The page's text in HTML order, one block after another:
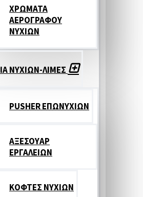
ΧΡΩΜΑΤΑ
ΑΕΡΟΓΡΑΦΟΥ
ΝΥΧΙΩΝ
ΝΥΧΙΩΝ-ΛΙΜΕΣ
PUSHER ΕΠΩΝΥΧΙΩΝ
ΑΞΕΣΟΥΑΡ
ΕΡΓΑΛΕΙΩΝ
ΚΟΦΤΕΣ ΝΥΧΙΩΝ